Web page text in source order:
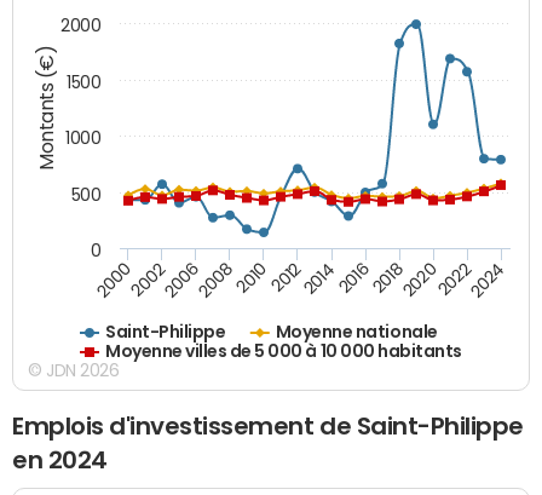
Montants (€)
Saint-Philippe
Moyenne nationale
Moyenne villes de 5 000 à 10 000 habitants
200020022006200820102012201420162018202020222024
0
500
1000
1500
2000
© JDN 2026
Emplois d'investissement de Saint-Philippe
en 2024